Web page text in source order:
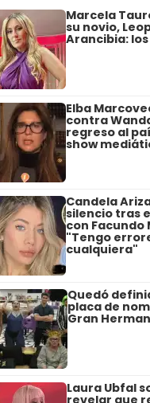
Marcela
su novio,
Arancibia:
Elba
contra
regreso al
show
Candela
silencio tras
con Facundo
"Tengo
cualquiera"
Quedó
placa de
Gran
Laura Ubfal